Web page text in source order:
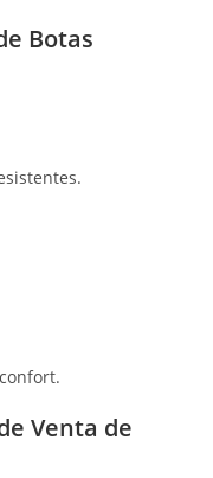
Botas
Venta de